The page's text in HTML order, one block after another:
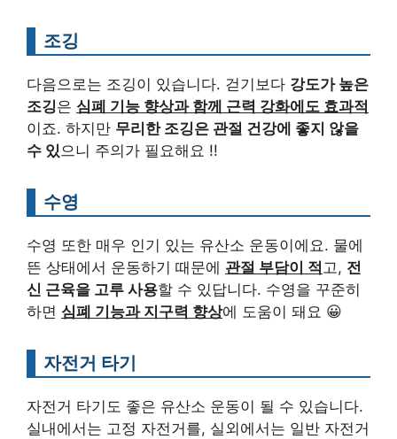
조깅
다음으로는 조깅이 있습니다. 걷기보다 강도가 높은
조깅은 심폐 기능 향상과 함께 근력 강화에도 효과적
이죠. 하지만 무리한 조깅은 관절 건강에 좋지 않을
수 있으니 주의가 필요해요 !!
수영
수영 또한 매우 인기 있는 유산소 운동이에요. 물에
뜬 상태에서 운동하기 때문에 관절 부담이 적 고, 전
신 근육을 고루 사용할 수 있답니다. 수영을 꾸준히
하면 심폐 기능과 지구력 향상에 도움이 돼요 😀
자전거 타기
자전거 타기도 좋은 유산소 운동이 될 수 있습니다.
실내에서는 고정 자전거를, 실외에서는 일반 자전거